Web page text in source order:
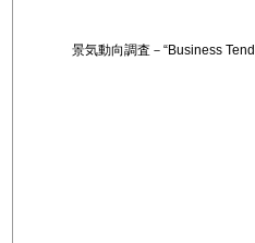
景気動向調査－“Business